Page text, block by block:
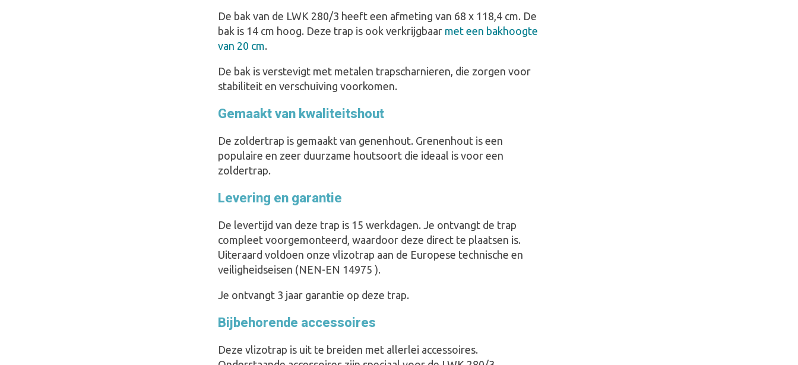
De bak van de LWK 280/3 heeft een afmeting van 68 x 118,4 cm. De
bak is 14 cm hoog. Deze trap is ook verkrijgbaar met een bakhoogte
van 20 cm.
De bak is verstevigt met metalen trapscharnieren, die zorgen voor
stabiliteit en verschuiving voorkomen.
Gemaakt van kwaliteitshout
De zoldertrap is gemaakt van genenhout. Grenenhout is een
populaire en zeer duurzame houtsoort die ideaal is voor een
zoldertrap.
Levering en garantie
De levertijd van deze trap is 15 werkdagen. Je ontvangt de trap
compleet voorgemonteerd, waardoor deze direct te plaatsen is.
Uiteraard voldoen onze vlizotrap aan de Europese technische en
veiligheidseisen (NEN-EN 14975 ).
Je ontvangt 3 jaar garantie op deze trap.
Bijbehorende accessoires
Deze vlizotrap is uit te breiden met allerlei accessoires.